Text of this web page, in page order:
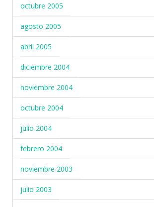
octubre 2005
agosto 2005
abril 2005
diciembre 2004
noviembre 2004
octubre 2004
julio 2004
febrero 2004
noviembre 2003
julio 2003